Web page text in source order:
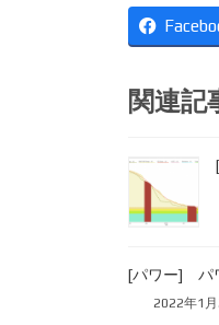
関連記
[パワー] パ
2022年1月